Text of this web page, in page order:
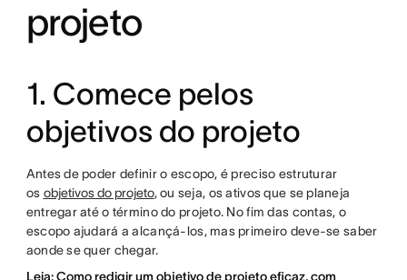
projeto
1. Comece pelos
objetivos do projeto
Antes de poder definir o escopo, é preciso estruturar
os objetivos do projeto, ou seja, os ativos que se planeja
entregar até o término do projeto. No fim das contas, o
escopo ajudará a alcançá-los, mas primeiro deve-se saber
aonde se quer chegar.
Leia: Como redigir um objetivo de projeto eficaz, com